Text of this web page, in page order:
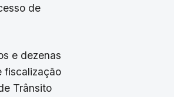
de
e dezenas
fiscalização
Trânsito